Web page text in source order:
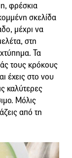
φρέσκια
σκελίδα
μέχρι να
στη
Τα
τους κρόκους
έχεις στο νου
καλύτερες
Μόλις
από τη